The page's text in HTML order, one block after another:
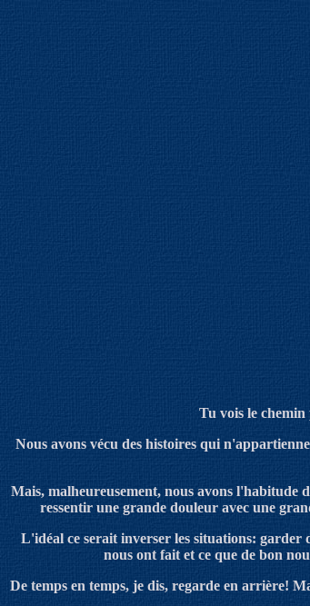
Tu vois le
Nous avons vécu des histoires qui
Mais, malheureusement, nous avons l'habitude
ressentir une grande douleur avec une
L'idéal ce serait inverser les situations: garder
nous ont fait et ce que de bon
De temps en temps, je dis, regarde en arrière!